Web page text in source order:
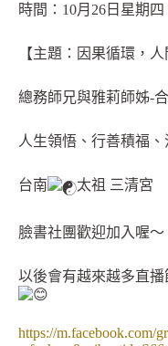
時間：10月26日星期
【主題：因果循環，人
總務師兄與雅莉師姊-
人生領悟、行善積福
台南 太祖 三清宮
臉書社團歡迎加入喔～
以後會有越來越多直
https://m.facebook.com/